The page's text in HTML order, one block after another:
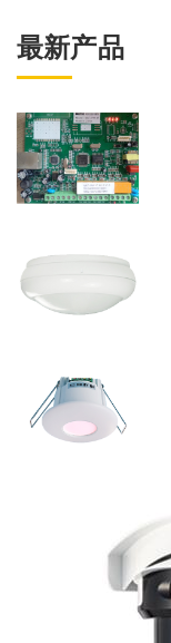
最新产品